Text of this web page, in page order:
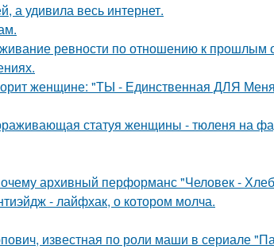
а удивила весь интернет.
ревности по отношению к
женщине: "ТЫ - Единственная ДЛЯ
статуя женщины - тюленя на
архивный перформанс "Человек -
- лайфхак, о котором молча.
известная по роли маши в сериале